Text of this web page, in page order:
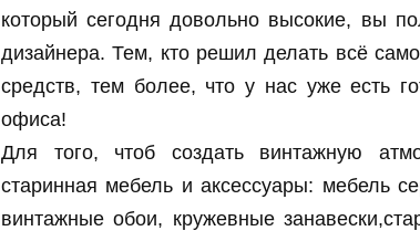
который сегодня довольно высокие, вы
дизайнера. Тем, кто решил делать всё
средств, тем более, что у нас уже есть
офиса!
Для того, чтоб создать винтажную
старинная мебель и аксессуары: мебель
винтажные обои, кружевные